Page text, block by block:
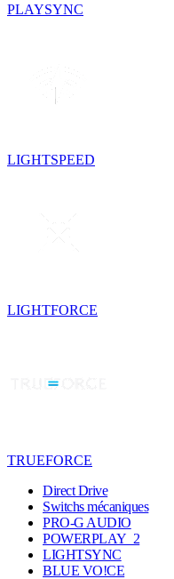
PLAYSYNC
LIGHTSPEED
LIGHTFORCE
TRUEFORCE
Direct Drive
Switchs mécaniques
PRO-G AUDIO
POWERPLAY 2
LIGHTSYNC
BLUE VO!CE